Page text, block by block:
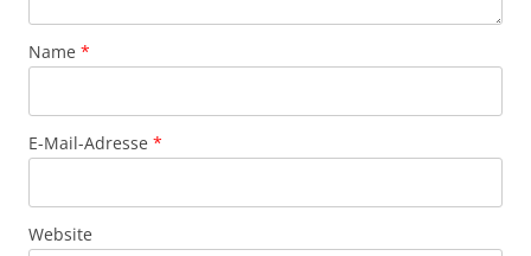
Name *
E-Mail-Adresse *
Website